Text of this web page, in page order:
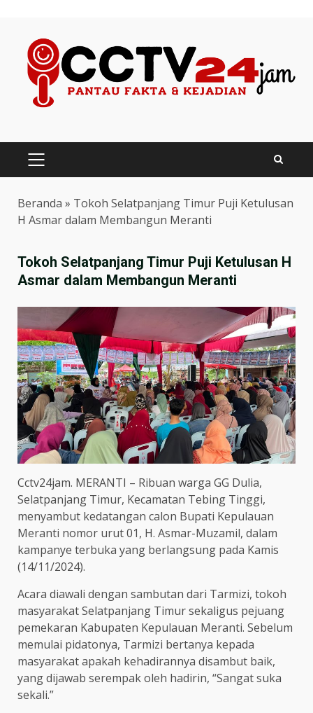
content
PRIMARY
MENU
Beranda » Tokoh Selatpanjang Timur Puji Ketulusan
H Asmar dalam Membangun Meranti
Tokoh Selatpanjang Timur Puji Ketulusan H
Asmar dalam Membangun Meranti
Cctv24jam. MERANTI – Ribuan warga GG Dulia,
Selatpanjang Timur, Kecamatan Tebing Tinggi,
menyambut kedatangan calon Bupati Kepulauan
Meranti nomor urut 01, H. Asmar-Muzamil, dalam
kampanye terbuka yang berlangsung pada Kamis
(14/11/2024).
Acara diawali dengan sambutan dari Tarmizi, tokoh
masyarakat Selatpanjang Timur sekaligus pejuang
pemekaran Kabupaten Kepulauan Meranti. Sebelum
memulai pidatonya, Tarmizi bertanya kepada
masyarakat apakah kehadirannya disambut baik,
yang dijawab serempak oleh hadirin, “Sangat suka
sekali.”